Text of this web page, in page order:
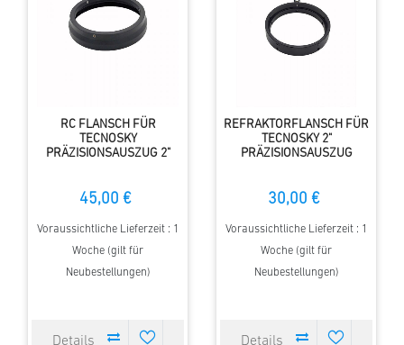
RC FLANSCH FÜR
TECNOSKY
PRÄZISIONSAUSZUG 2"
45,00 €
Voraussichtliche Lieferzeit : 1
Woche (gilt für
Neubestellungen)
REFRAKTORFLANSCH FÜR
TECNOSKY 2"
PRÄZISIONSAUSZUG
30,00 €
Voraussichtliche Lieferzeit : 1
Woche (gilt für
Neubestellungen)